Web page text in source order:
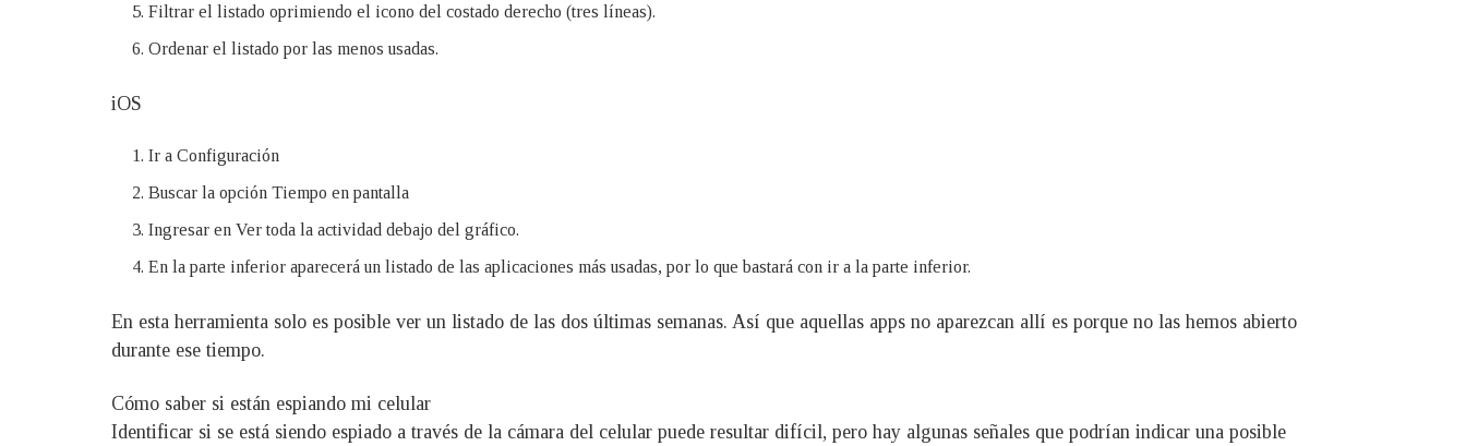
Filtrar el listado oprimiendo el icono del costado derecho (tres líneas).
Ordenar el listado por las menos usadas.
iOS
Ir a Configuración
Buscar la opción Tiempo en pantalla
Ingresar en Ver toda la actividad debajo del gráfico.
En la parte inferior aparecerá un listado de las aplicaciones más usadas, por lo que bastará con ir a la parte inferior.
En esta herramienta solo es posible ver un listado de las dos últimas semanas. Así que aquellas apps no aparezcan allí es porque no las hemos abierto
durante ese tiempo.
Cómo saber si están espiando mi celular
Identificar si se está siendo espiado a través de la cámara del celular puede resultar difícil, pero hay algunas señales que podrían indicar una posible